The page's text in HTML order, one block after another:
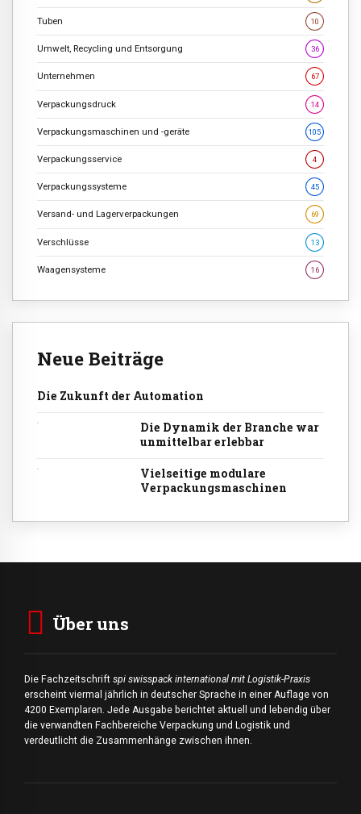
Tuben 10
Umwelt, Recycling und Entsorgung 36
Unternehmen 67
Verpackungsdruck 14
Verpackungsmaschinen und -geräte 105
Verpackungsservice 4
Verpackungssysteme 45
Versand- und Lagerverpackungen 69
Verschlüsse 13
Waagensysteme 16
Neue Beiträge
Die Zukunft der Automation
Die Dynamik der Branche war
unmittelbar erlebbar
Vielseitige modulare
Verpackungsmaschinen
Über uns
Die Fachzeitschrift spi swisspack international mit Logistik-Praxis
erscheint viermal jährlich in deutscher Sprache in einer Auflage von
4200 Exemplaren. Jede Ausgabe berichtet aktuell und lebendig über
die verwandten Fachbereiche Verpackung und Logistik und
verdeutlicht die Zusammenhänge zwischen ihnen.